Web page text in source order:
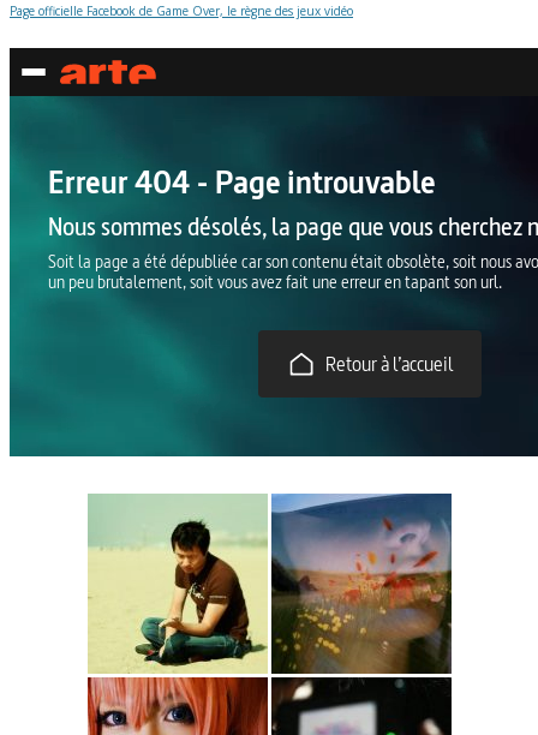
Page officielle Facebook de Game Over, le règne des jeux vidéo